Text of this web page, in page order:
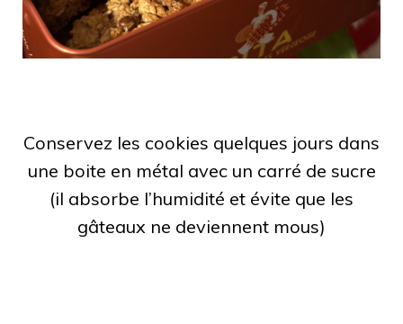
Conservez les cookies quelques jours dans
une boite en métal avec un carré de sucre
(il absorbe l’humidité et évite que les
gâteaux ne deviennent mous)